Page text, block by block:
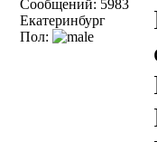
Сообщений: 5983
Екатеринбург
Пол: